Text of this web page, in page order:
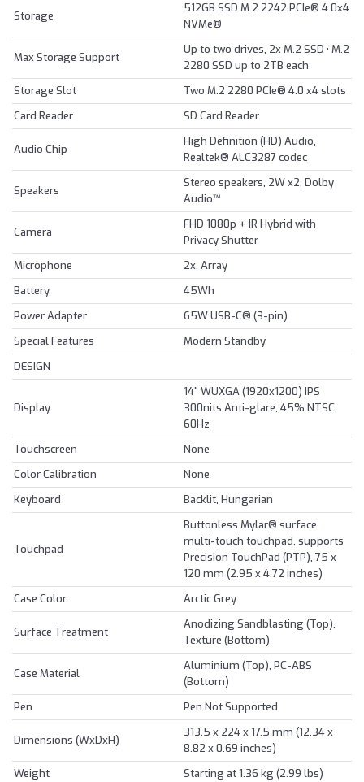
Storage
512GB SSD M.2 2242 PCIe® 4.0x4
NVMe®
Max Storage Support
Up to two drives, 2x M.2 SSD • M.2
2280 SSD up to 2TB each
Storage Slot
Two M.2 2280 PCIe® 4.0 x4 slots
Card Reader
SD Card Reader
Audio Chip
High Definition (HD) Audio,
Realtek® ALC3287 codec
Speakers
Stereo speakers, 2W x2, Dolby
Audio™
Camera
FHD 1080p + IR Hybrid with
Privacy Shutter
Microphone
2x, Array
Battery
45Wh
Power Adapter
65W USB-C® (3-pin)
Special Features
Modern Standby
DESIGN
Display
14" WUXGA (1920x1200) IPS
300nits Anti-glare, 45% NTSC,
60Hz
Touchscreen
None
Color Calibration
None
Keyboard
Backlit, Hungarian
Touchpad
Buttonless Mylar® surface
multi-touch touchpad, supports
Precision TouchPad (PTP), 75 x
120 mm (2.95 x 4.72 inches)
Case Color
Arctic Grey
Surface Treatment
Anodizing Sandblasting (Top),
Texture (Bottom)
Case Material
Aluminium (Top), PC-ABS
(Bottom)
Pen
Pen Not Supported
Dimensions (WxDxH)
313.5 x 224 x 17.5 mm (12.34 x
8.82 x 0.69 inches)
Weight
Starting at 1.36 kg (2.99 lbs)